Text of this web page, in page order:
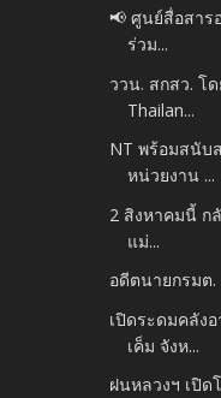
📢 ศูนย์สื่อสา
ร่วม...
ววน. สกสว. โ
Thailan...
NT พร้อมสนับ
หน่วยงาน ...
2 สิงหาคมนี้ ก
แม่...
อดีตนายกรมต
เปิดระดมคลัง
เค็ม จังห...
ฝนหลวงฯ เปิด